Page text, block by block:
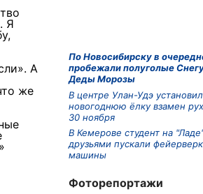
Я
А
же
По Новосибирску в
пробежали полуголые
Деды Морозы
В центре Улан-Удэ
новогоднюю ёлку взамен
30 ноября
В Кемерове студент на
друзьями пускали
машины
Фоторепортажи